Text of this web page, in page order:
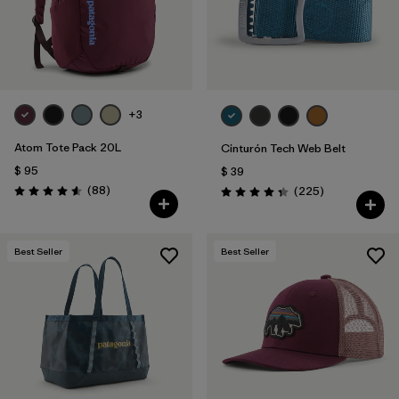
+3
Atom Tote Pack 20L
$ 95
Valoración: 4.6 / 5
(88Comentarios
)
Cinturón Tech Web Belt
$ 39
Valoración: 4.3 / 5
(225Comentarios
)
Best Seller Best Seller